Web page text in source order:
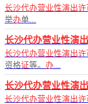
长沙代办营业性演出许
举办单...
长沙代办营业性演
长沙代办营业性演出许
资格证等。 办
长沙代办营业性演
长沙代办营业性演出许